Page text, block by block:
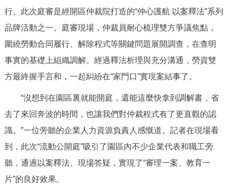
ITALIANO
回到頂部
行。此次庭審是經開區仲裁院打造的“仲心護航 以案釋法”系列
品牌活動之一。庭審現場，仲裁員耐心梳理雙方爭議焦點，
圍繞勞動合同履行、解除程式等關鍵問題展開調查，在查明
事實的基礎上組織調解。經過釋法析理與充分溝通，勞資雙
方最終握手言和，一起糾紛在“家門口”實現案結事了。
“沒想到在園區裏就能開庭，還能這麼快拿到調解書，省
去了來回奔波的時間，也讓我們對仲裁程式有了更直觀的認
識。”一位旁聽的企業人力資源負責人感慨道。記者在現場看
到，此次“流動公開庭”吸引了園區內不少企業代表和職工旁
聽，通過以案釋法、現場答疑，實現了“審理一案、教育一
片”的良好效果。